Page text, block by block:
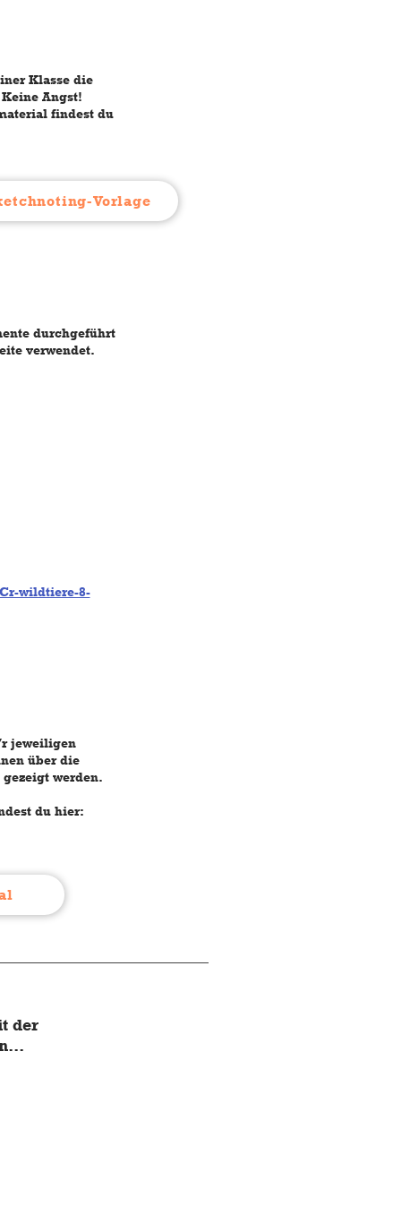
Klasse die
Angst!
findest du
Vorlage
durchgeführt
verwendet.
wildtiere-8-
r jeweiligen
über die
werden.
du hier:
der